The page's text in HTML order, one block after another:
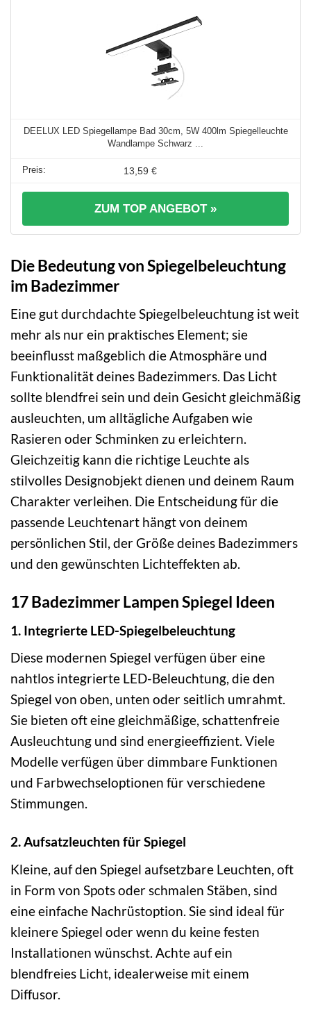
DEELUX LED Spiegellampe Bad 30cm, 5W 400lm Spiegelleuchte
Wandlampe Schwarz ...
13,59 €
ZUM TOP ANGEBOT »
Die Bedeutung von Spiegelbeleuchtung
im Badezimmer
Eine gut durchdachte Spiegelbeleuchtung ist weit
mehr als nur ein praktisches Element; sie
beeinflusst maßgeblich die Atmosphäre und
Funktionalität deines Badezimmers. Das Licht
sollte blendfrei sein und dein Gesicht gleichmäßig
ausleuchten, um alltägliche Aufgaben wie
Rasieren oder Schminken zu erleichtern.
Gleichzeitig kann die richtige Leuchte als
stilvolles Designobjekt dienen und deinem Raum
Charakter verleihen. Die Entscheidung für die
passende Leuchtenart hängt von deinem
persönlichen Stil, der Größe deines Badezimmers
und den gewünschten Lichteffekten ab.
17 Badezimmer Lampen Spiegel Ideen
1. Integrierte LED-Spiegelbeleuchtung
Diese modernen Spiegel verfügen über eine
nahtlos integrierte LED-Beleuchtung, die den
Spiegel von oben, unten oder seitlich umrahmt.
Sie bieten oft eine gleichmäßige, schattenfreie
Ausleuchtung und sind energieeffizient. Viele
Modelle verfügen über dimmbare Funktionen
und Farbwechseloptionen für verschiedene
Stimmungen.
2. Aufsatzleuchten für Spiegel
Kleine, auf den Spiegel aufsetzbare Leuchten, oft
in Form von Spots oder schmalen Stäben, sind
eine einfache Nachrüstoption. Sie sind ideal für
kleinere Spiegel oder wenn du keine festen
Installationen wünschst. Achte auf ein
blendfreies Licht, idealerweise mit einem
Diffusor.